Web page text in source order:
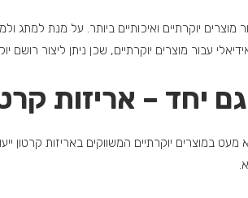
יוקרתיים ואיכותיים ביותר. על מנת למתג
עבור מוצרים יוקרתיים, שכן ניתן ליצור
יחד – אריזות
מעט במוצרים יוקרתיים המשווקים באריזות